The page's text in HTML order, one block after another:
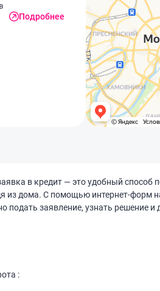
Подробнее
в кредит — это удобный способ
из дома. С помощью интернет-форм
подать заявление, узнать решение и
: